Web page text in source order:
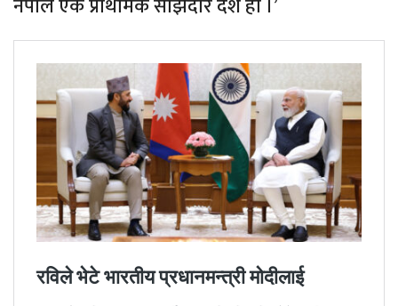
नेपाल एक प्राथमिक साझेदार देश हो ।’